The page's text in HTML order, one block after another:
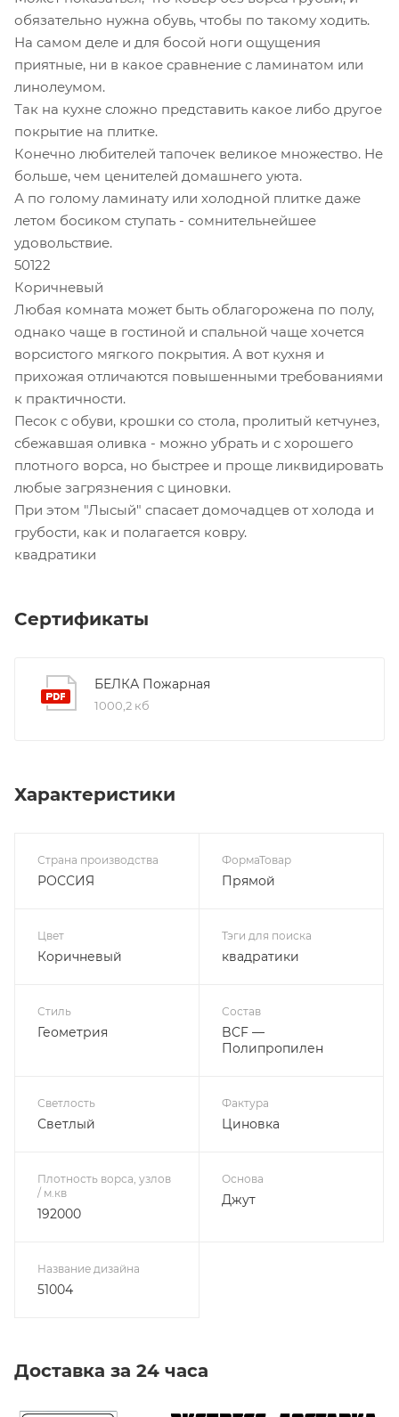
обязательно нужна обувь, чтобы по такому ходить.
На самом деле и для босой ноги ощущения
приятные, ни в какое сравнение с ламинатом или
линолеумом.
Так на кухне сложно представить какое либо другое
покрытие на плитке.
Конечно любителей тапочек великое множество. Не
больше, чем ценителей домашнего уюта.
А по голому ламинату или холодной плитке даже
летом босиком ступать - сомнительнейшее
удовольствие.
50122
Коричневый
Любая комната может быть облагорожена по полу,
однако чаще в гостиной и спальной чаще хочется
ворсистого мягкого покрытия. А вот кухня и
прихожая отличаются повышенными требованиями
к практичности.
Песок с обуви, крошки со стола, пролитый кетчунез,
сбежавшая оливка - можно убрать и с хорошего
плотного ворса, но быстрее и проще ликвидировать
любые загрязнения с циновки.
При этом "Лысый" спасает домочадцев от холода и
грубости, как и полагается ковру.
квадратики
Сертификаты
БЕЛКА Пожарная
1000,2 кб
Характеристики
Страна производства
РОССИЯ
ФормаТовар
Прямой
Цвет
Коричневый
Тэги для поиска
квадратики
Стиль
Геометрия
Состав
BCF —
Полипропилен
Светлость
Светлый
Фактура
Циновка
Плотность ворса, узлов
/ м.кв
192000
Основа
Джут
Название дизайна
51004
Доставка за 24 часа